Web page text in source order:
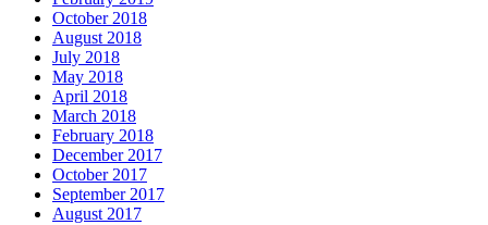
October 2018
August 2018
July 2018
May 2018
April 2018
March 2018
February 2018
December 2017
October 2017
September 2017
August 2017